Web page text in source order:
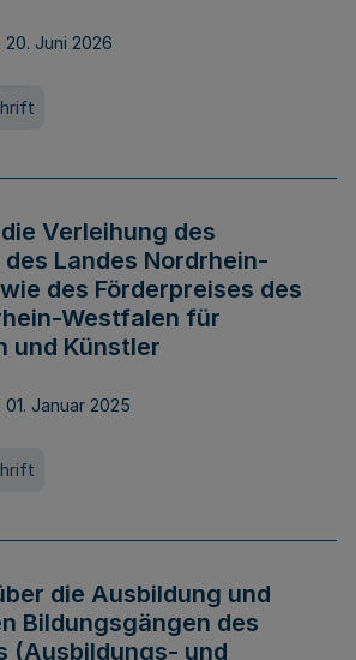
20. Juni 2026
Verleihung des
Landes Nordrhein-
des Förderpreises des
Westfalen für
und Künstler
01. Januar 2025
die Ausbildung und
Bildungsgängen des
(Ausbildungs- und